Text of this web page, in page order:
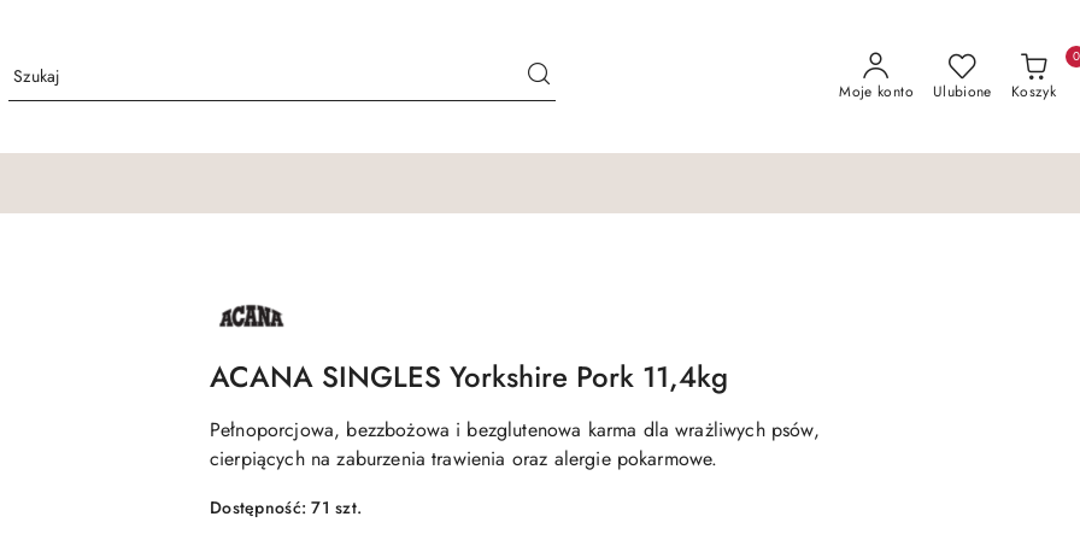
Moje konto Ulubione Koszyk
0
NAZWA
PRODUCENTA:
ACANA
ACANA SINGLES Yorkshire Pork 11,4kg
Pełnoporcjowa, bezzbożowa i bezglutenowa karma dla wrażliwych psów,
cierpiących na zaburzenia trawienia oraz alergie pokarmowe.
Dostępność:71szt.